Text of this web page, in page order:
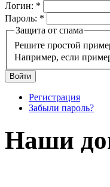
Логин: *
Пароль: *
Защита от спама
Решите простой
Например, если
Регистрация
Забыли пароль?
Наши